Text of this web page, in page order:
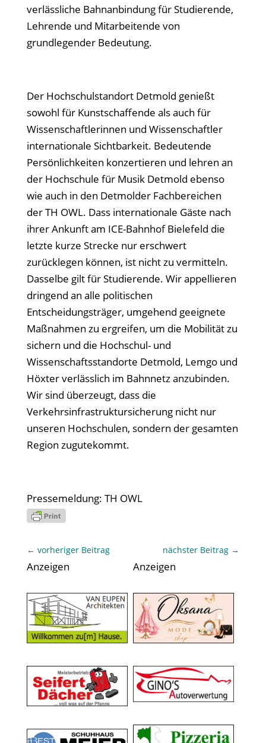
verlässliche Bahnanbindung für Studierende,
Lehrende und Mitarbeitende von
grundlegender Bedeutung.
Der Hochschulstandort Detmold genießt
sowohl für Kunstschaffende als auch für
Wissenschaftlerinnen und Wissenschaftler
internationale Sichtbarkeit. Bedeutende
Persönlichkeiten konzertieren und lehren an
der Hochschule für Musik Detmold ebenso
wie auch in den Detmolder Fachbereichen
der TH OWL. Dass internationale Gäste nach
ihrer Ankunft am ICE-Bahnhof Bielefeld die
letzte kurze Strecke nur erschwert
zurücklegen können, ist nicht zu vermitteln.
Dasselbe gilt für Studierende. Wir appellieren
dringend an alle politischen
Entscheidungsträger, umgehend geeignete
Maßnahmen zu ergreifen, um die Mobilität zu
sichern und die Hochschul- und
Wissenschaftsstandorte Detmold, Lemgo und
Höxter verlässlich im Bahnnetz anzubinden.
Wir sind überzeugt, dass die
Verkehrsinfrastruktursicherung nicht nur
unseren Hochschulen, sondern der gesamten
Region zugutekommt.
Pressemeldung: TH OWL
← vorheriger Beitrag nächster Beitrag →
Anzeigen Anzeigen